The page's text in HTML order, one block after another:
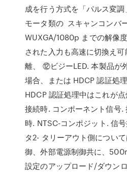
成を行う方式を「パルス変
モータ類の スキャンコンバ
WUXGA/1080p までの解像
された入力も高速に切換え
離、 ⑫ビジーLED. 本製品が
場合、または HDCP 認証処
HDCP 認証処理中はこれが
接続時. コンポーネント信号.
時. NTSC-コンポジット. 信
タ2- タリーアウト側につい
御、外部電源制御共に、
設定のアップロード/ダウン